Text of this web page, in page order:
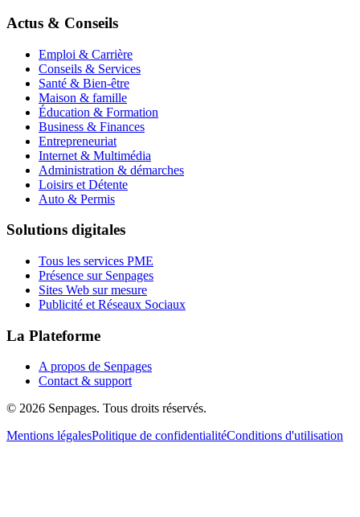
Actus & Conseils
Emploi & Carrière
Conseils & Services
Santé & Bien-être
Maison & famille
Éducation & Formation
Business & Finances
Entrepreneuriat
Internet & Multimédia
Administration & démarches
Loisirs et Détente
Auto & Permis
Solutions digitales
Tous les services PME
Présence sur Senpages
Sites Web sur mesure
Publicité et Réseaux Sociaux
La Plateforme
A propos de Senpages
Contact & support
© 2026 Senpages. Tous droits réservés.
Mentions légalesPolitique de confidentialitéConditions d'utilisation